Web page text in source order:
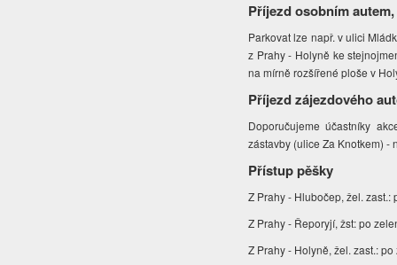
Příjezd osobním
Parkovat lze např. v ulici
z Prahy - Holyně ke
na mírně rozšířené plošev
Příjezd zájezdového
Doporučujeme účastníky
zástavby (ulice Za Knotkem) -
Přístup pěšky
Z Prahy - Hlubočep, žel. zast.:
Z Prahy - Řeporyjí, žst: po
Z Prahy - Holyně, žel. zast.: